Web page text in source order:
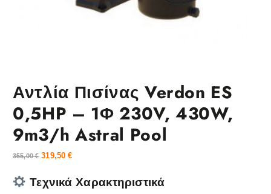
Αντλία Πισίνας Verdon ES
0,5HP – 1Φ 230V, 430W,
9m3/h Astral Pool
355,00€ 319,50€
Τεχνικά Χαρακτηριστικά